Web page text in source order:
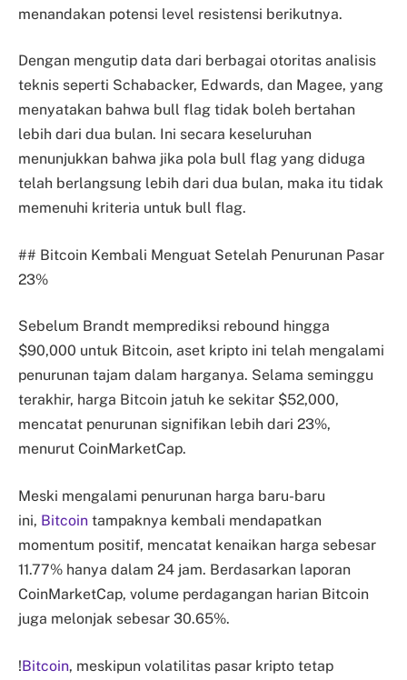
menandakan potensi level resistensi berikutnya.
Dengan mengutip data dari berbagai otoritas analisis
teknis seperti Schabacker, Edwards, dan Magee, yang
menyatakan bahwa bull flag tidak boleh bertahan
lebih dari dua bulan. Ini secara keseluruhan
menunjukkan bahwa jika pola bull flag yang diduga
telah berlangsung lebih dari dua bulan, maka itu tidak
memenuhi kriteria untuk bull flag.
## Bitcoin Kembali Menguat Setelah Penurunan Pasar
23%
Sebelum Brandt memprediksi rebound hingga
$90,000 untuk Bitcoin, aset kripto ini telah mengalami
penurunan tajam dalam harganya. Selama seminggu
terakhir, harga Bitcoin jatuh ke sekitar $52,000,
mencatat penurunan signifikan lebih dari 23%,
menurut CoinMarketCap.
Meski mengalami penurunan harga baru-baru
ini, Bitcoin tampaknya kembali mendapatkan
momentum positif, mencatat kenaikan harga sebesar
11.77% hanya dalam 24 jam. Berdasarkan laporan
CoinMarketCap, volume perdagangan harian Bitcoin
juga melonjak sebesar 30.65%.
!Bitcoin, meskipun volatilitas pasar kripto tetap